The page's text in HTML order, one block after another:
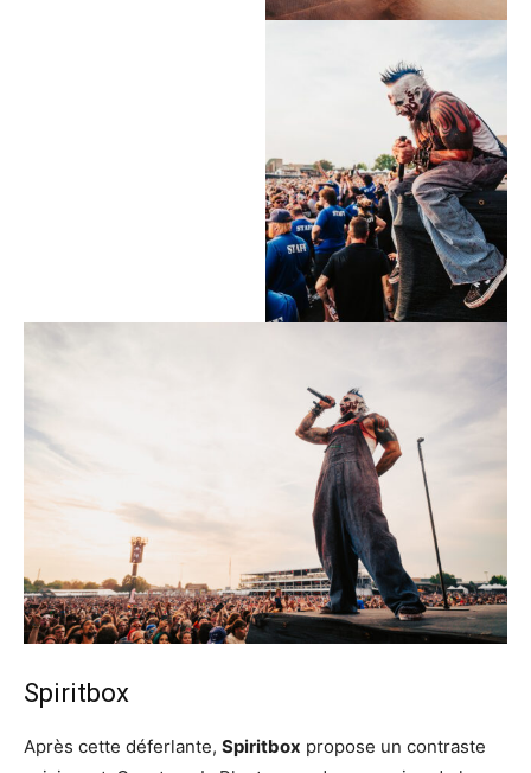
Spiritbox
Après cette déferlante, Spiritbox propose un contraste